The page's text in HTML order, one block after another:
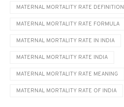
MATERNAL MORTALITY RATE DEFINITION
MATERNAL MORTALITY RATE FORMULA
MATERNAL MORTALITY RATE IN INDIA
MATERNAL MORTALITY RATE INDIA
MATERNAL MORTALITY RATE MEANING
MATERNAL MORTALITY RATE OF INDIA